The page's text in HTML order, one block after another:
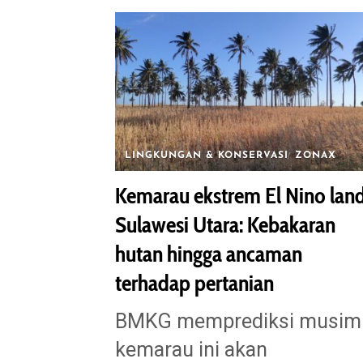
LINGKUNGAN & KONSERVASI ZONAX
Kemarau ekstrem El Nino
Sulawesi Utara: Kebakaran
hutan hingga ancaman
terhadap pertanian
BMKG memprediksi musim
kemarau ini akan